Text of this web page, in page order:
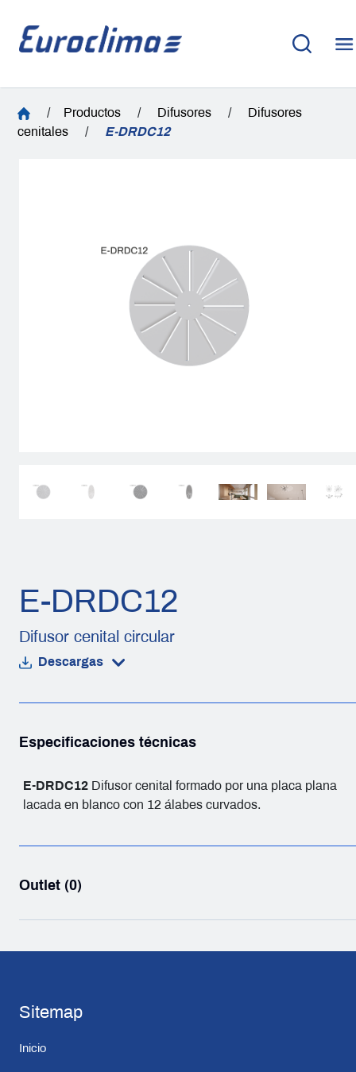
/ Productos / Difusores /
Difusores
cenitales
/ E-DRDC12
E-DRDC12
Difusor cenital circular
Descargas
Especificaciones técnicas
E-DRDC12Difusor cenital formado por una placa plana
lacada en blanco con 12 álabes curvados.
Outlet (0)
Sitemap
Inicio